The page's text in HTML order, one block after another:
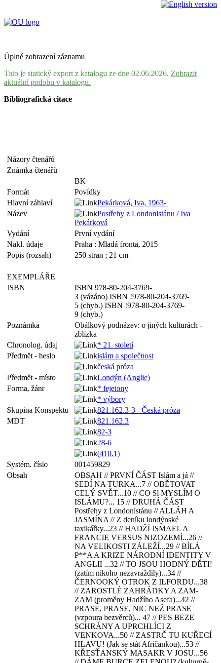
Úplné zobrazení záznamu
Toto je statický export z katalogu ze dne 02.06.2026. Zobrazit
aktuální podobu v katalogu.
Bibliografická citace
Názory čtenářů
Známka čtenářů
BK
Formát
Povídky
Hlavní záhlaví
Pekárková, Iva, 1963-
Název
Postřehy z Londonistánu / Iva
Pekárková
Vydání
První vydání
Nakl. údaje
Praha : Mladá fronta, 2015
Popis (rozsah)
250 stran ; 21 cm
EXEMPLÁŘE
ISBN
ISBN 978-80-204-3769-
3 (vázáno) ISBN !978-80-204-3769-
5 (chyb.) ISBN !978-80-204-3769-
9 (chyb.)
Poznámka
Obálkový podnázev: o jiných kulturách -
zblízka
Chronolog. údaj
* 21. století
Předmět - heslo
islám a společnost
česká próza
Předmět - místo
Londýn (Anglie)
Forma, žánr
* fejetony
* výbory
Skupina Konspektu
821.162.3-3 - Česká próza
MDT
821.162.3
82-3
28-6
(410.1)
Systém. číslo
001459829
Obsah
OBSAH // PRVNÍ ČÁST Islám a já //
SEDÍ NA TURKA...7 // OBĚTOVAT
CELÝ SVĚT...10 // CO Sl MYSLÍM O
ISLÁMU?... 15 // DRUHÁ ČÁST
Postřehy z Londonistánu // ALLÁH A
JASMÍNA // Z deníku londýnské
taxikářky...23 // HADŽÍ ISMAEL A
FRANCIE VERSUS NIZOZEMÍ...26 //
NA VELIKOSTI ZÁLEŽÍ...29 // BÍLÁ
P**A A KRIZE NÁRODNÍ IDENTITY V
ANGLII ...32 // TO JSOU HODNÝ DĚTI!
(zatím nikoho nezavraždily)...34 //
ČERNOOKÝ OTROK Z ILFORDU...38
// ZAROSTLÉ ZAHRÁDKY A ZAM-
ZAM (proměny Hadžího Asefa)...42 //
PRASE, PRASE, NIC NEŽ PRASE
(vzpoura bezvěrců)... 47 // PES BEZE
SCHRÁNY A UPRCHLÍCI Z
VENKOVA...50 // ZASTRČ TU KUŘECÍ
HLAVU! (Jak se stát Afričankou)...53 //
KŘESŤANSKÝ MASAKR V JOSU...56